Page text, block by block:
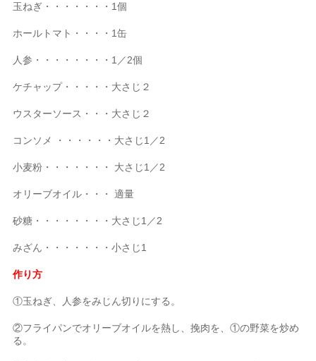
玉ねぎ・・・・・・・1個
ホールトマト・・・・1缶
人参・・・・・・・・1／2個
ケチャップ・・・・・大さじ２
ウスターソース・・・大さじ２
コンソメ ・・・・・・大さじ1／2
小麦粉・・・・・・・ 大さじ1／2
オリーブオイル・・・ 適量
砂糖・・・・・・・・大さじ1／2
みざん・・・・・・・小さじ1
作り方
①玉ねぎ、人参をみじん切りにする。
②フライパンでオリーブオイルを熱し、挽肉を、①の野菜を炒め
る。